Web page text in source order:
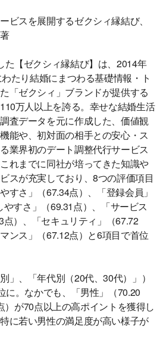
スを展開するゼクシィ縁結び、
【ゼクシィ縁結び】は、2014年
たり結婚にまつわる基礎情報・ト
「ゼクシィ」ブランドが提供する
万人以上を誇る。幸せな結婚生活
査データを元に作成した、価値観
能や、初対面の相手との安心・ス
業界初のデート調整代行サービス
れまでに同社が培ってきた知識や
スが充実しており、8つの評価項目
すさ」（67.34点）、「登録会員」
やすさ」（69.31点）、「サービス
）、「セキュリティ」（67.72
ンス」（67.12点）と6項目で首位
」、「年代別（20代、30代）」）
に。なかでも、「男性」（70.20
）が70点以上の高ポイントを獲得し
に若い男性の満足度が高い様子が